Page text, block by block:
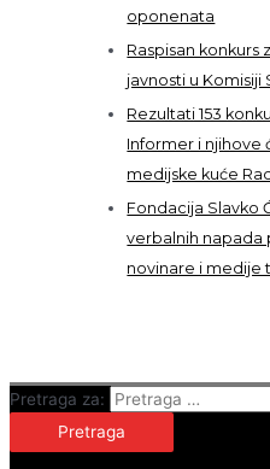
oponenata
Raspisan konkurs
javnosti u Komisiji
Rezultati 153
Informer i njihove
medijske kuće
Fondacija Slavko
verbalnih napada
novinare i medije
Pretraga za: